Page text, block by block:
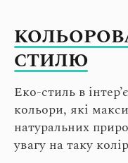
СТИЛЮ
Еко-стиль в
кольори, які
натуральних
увагу на таку